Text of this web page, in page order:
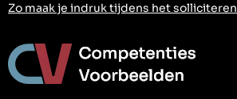
Zo maak je indruk tijdens het solliciteren